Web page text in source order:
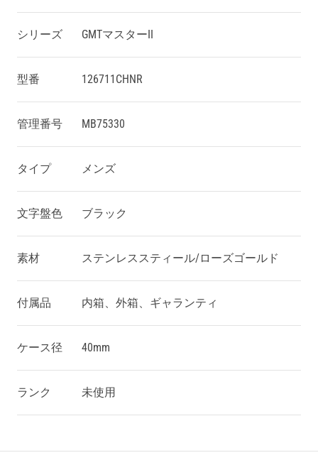
シリーズ GMTマスターII
型番 126711CHNR
管理番号 MB75330
タイプ メンズ
文字盤色 ブラック
素材 ステンレススティール/ローズゴールド
付属品 内箱、外箱、ギャランティ
ケース径 40mm
ランク 未使用